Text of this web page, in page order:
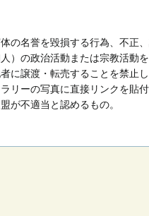
の名誉を毀損する行為、不正
）の政治活動または宗教活動
に譲渡・転売することを禁止し
リーの写真に直接リンクを貼付
が不適当と認めるもの。